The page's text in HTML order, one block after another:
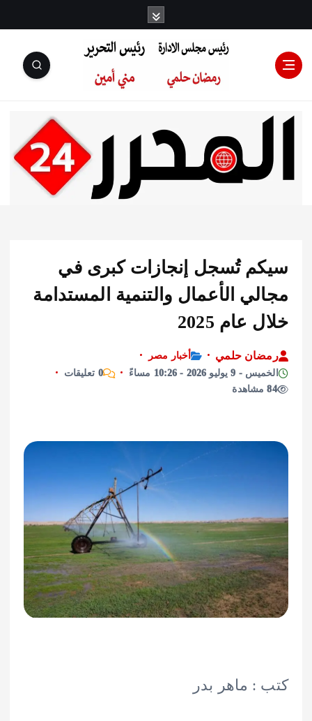
رئيس مجلس
الإدارة: رمضان
التحرير:مني أمين
تُسجل إنجازات كبرى في
الأعمال والتنمية المستدامة
عام 2025
حلمي
أخبار مصر
2026 - 10:26 مساءً
0 تعليقات
: ماهر بدر